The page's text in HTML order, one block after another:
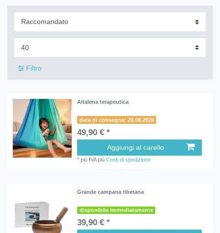
Filtro
Altalena terapeutica
data di consegna: 28.08.2026
49,90 € *
Aggiungi al carello
*più IVApiùCosti di spedizione
Grande campana tibetana
disponibile immediatamente
39,90 € *